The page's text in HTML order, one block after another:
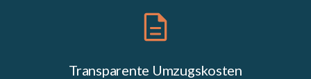
Transparente Umzugskosten